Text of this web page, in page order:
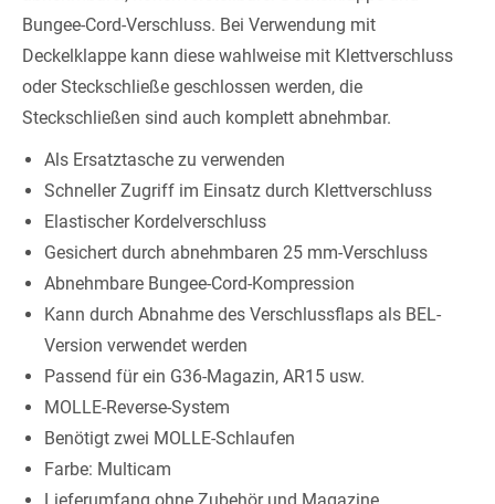
Bungee-Cord-Verschluss. Bei Verwendung mit
Deckelklappe kann diese wahlweise mit Klettverschluss
oder Steckschließe geschlossen werden, die
Steckschließen sind auch komplett abnehmbar.
Als Ersatztasche zu verwenden
Schneller Zugriff im Einsatz durch Klettverschluss
Elastischer Kordelverschluss
Gesichert durch abnehmbaren 25 mm-Verschluss
Abnehmbare Bungee-Cord-Kompression
Kann durch Abnahme des Verschlussflaps als BEL-
Version verwendet werden
Passend für ein G36-Magazin, AR15 usw.
MOLLE-Reverse-System
Benötigt zwei MOLLE-Schlaufen
Farbe: Multicam